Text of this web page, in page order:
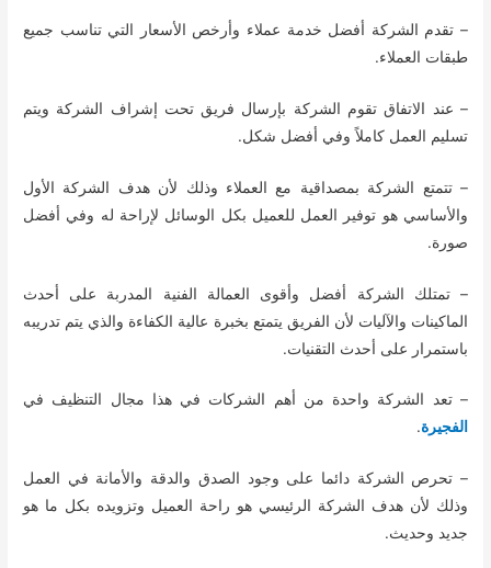
– تقدم الشركة أفضل خدمة عملاء وأرخص الأسعار التي تناسب جميع
طبقات العملاء.
– عند الاتفاق تقوم الشركة بإرسال فريق تحت إشراف الشركة ويتم
تسليم العمل كاملاً وفي أفضل شكل.
– تتمتع الشركة بمصداقية مع العملاء وذلك لأن هدف الشركة الأول
والأساسي هو توفير العمل للعميل بكل الوسائل لإراحة له وفي أفضل
صورة.
– تمتلك الشركة أفضل وأقوى العمالة الفنية المدربة على أحدث
الماكينات والآليات لأن الفريق يتمتع بخبرة عالية الكفاءة والذي يتم تدريبه
باستمرار على أحدث التقنيات.
– تعد الشركة واحدة من أهم الشركات في هذا مجال التنظيف في
الفجيرة.
– تحرص الشركة دائما على وجود الصدق والدقة والأمانة في العمل
وذلك لأن هدف الشركة الرئيسي هو راحة العميل وتزويده بكل ما هو
جديد وحديث.